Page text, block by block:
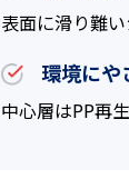
表面に滑り難
環境にや
中心層はPP再